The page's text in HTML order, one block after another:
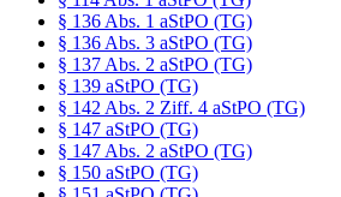
§ 136 Abs. 1 aStPO (TG)
§ 136 Abs. 3 aStPO (TG)
§ 137 Abs. 2 aStPO (TG)
§ 139 aStPO (TG)
§ 142 Abs. 2 Ziff. 4 aStPO (TG)
§ 147 aStPO (TG)
§ 147 Abs. 2 aStPO (TG)
§ 150 aStPO (TG)